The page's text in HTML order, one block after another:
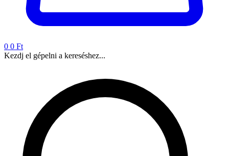
0 0 Ft
Kezdj el gépelni a kereséshez...